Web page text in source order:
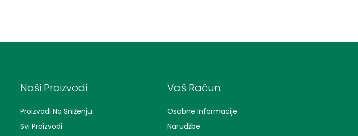
Naši Proizvodi
Proizvodi Na Sniženju
Svi Proizvodi
Vaš Račun
Osobne Informacije
Narudžbe